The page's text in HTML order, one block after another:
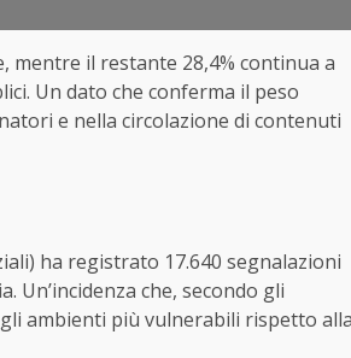
mentre il restante 28,4% continua a
Un dato che conferma il peso
e nella circolazione di contenuti
ha registrato 17.640 segnalazioni
Un’incidenza che, secondo gli
ambienti più vulnerabili rispetto